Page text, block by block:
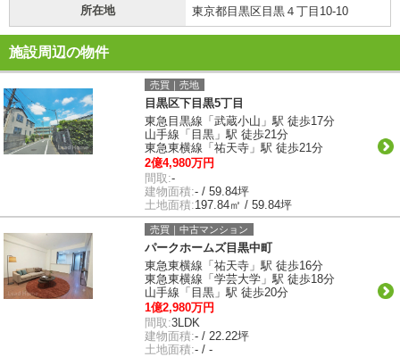
所在地 東京都目黒区目黒４丁目10-10
施設周辺の物件
売買｜売地
目黒区下目黒5丁目
東急目黒線「武蔵小山」駅 徒歩17分
山手線「目黒」駅 徒歩21分
東急東横線「祐天寺」駅 徒歩21分
2億4,980万円
間取:-
建物面積:- / 59.84坪
土地面積:197.84㎡ / 59.84坪
売買｜中古マンション
パークホームズ目黒中町
東急東横線「祐天寺」駅 徒歩16分
東急東横線「学芸大学」駅 徒歩18分
山手線「目黒」駅 徒歩20分
1億2,980万円
間取:3LDK
建物面積:- / 22.22坪
土地面積:- / -